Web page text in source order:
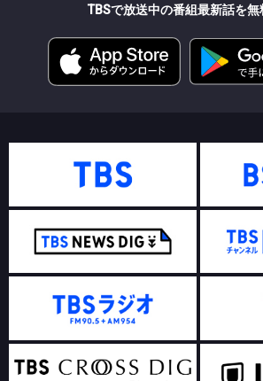
TBSで放送中の番組最新話を無